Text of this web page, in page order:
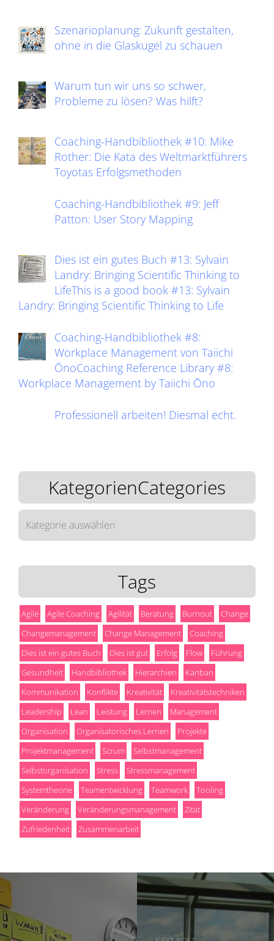
Szenarioplanung: Zukunft gestalten,
ohne in die Glaskugel zu schauen
Warum tun wir uns so schwer,
Probleme zu lösen? Was hilft?
Coaching-Handbibliothek #10: Mike
Rother: Die Kata des Weltmarktführers
Toyotas Erfolgsmethoden
Coaching-Handbibliothek #9: Jeff
Patton: User Story Mapping
Dies ist ein gutes Buch #13: Sylvain
Landry: Bringing Scientific Thinking to
LifeThis is a good book #13: Sylvain
Landry: Bringing Scientific Thinking to Life
Coaching-Handbibliothek #8:
Workplace Management von Taiichi
ŌnoCoaching Reference Library #8:
Workplace Management by Taiichi Ōno
Professionell arbeiten! Diesmal echt.
KategorienCategories
KategorienCategories
Tags
Agile Agile Coaching Agilität Beratung Burnout
Change
Changemanagement
Change Management
Coaching
Dies ist ein gutes Buch
Dies ist gut Erfolg Flow
Führung
Gesundheit
Handbibliothek Hierarchien
Kanban
Kommunikation
Konflikte Kreativität
Kreativitätstechniken
Leadership
Lean Leistung Lernen
Management
Organisation
Organisatorisches Lernen
Projekte
Projektmanagement
Scrum
Selbstmanagement
Selbstorganisation
Stress
Stressmanagement
Systemtheorie
Teamentwicklung Teamwork
Tooling
Veränderung
Veränderungsmanagement
Zitat
Zufriedenheit
Zusammenarbeit